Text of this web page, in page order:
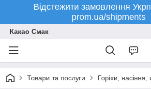
Відстежити замовлення
prom.ua/shipments
Какао Смак
Товари та послуги Горіхи,